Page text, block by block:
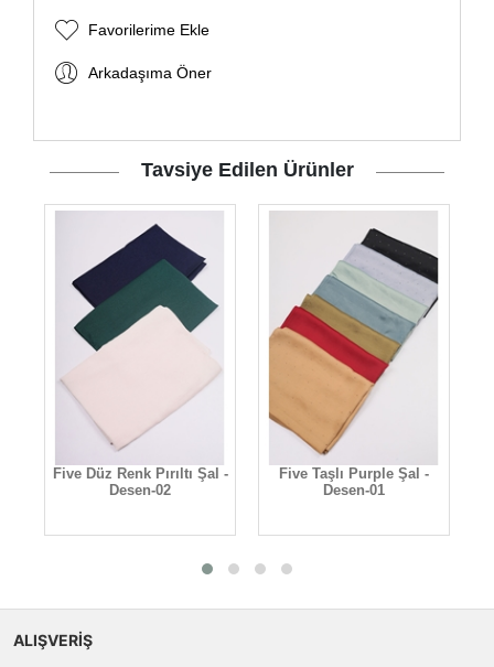
Favorilerime Ekle
Arkadaşıma Öner
Tavsiye Edilen Ürünler
Five Düz Renk Pırıltı Şal -
Desen-02
Five Taşlı Purple Şal -
Desen-01
ALIŞVERİŞ